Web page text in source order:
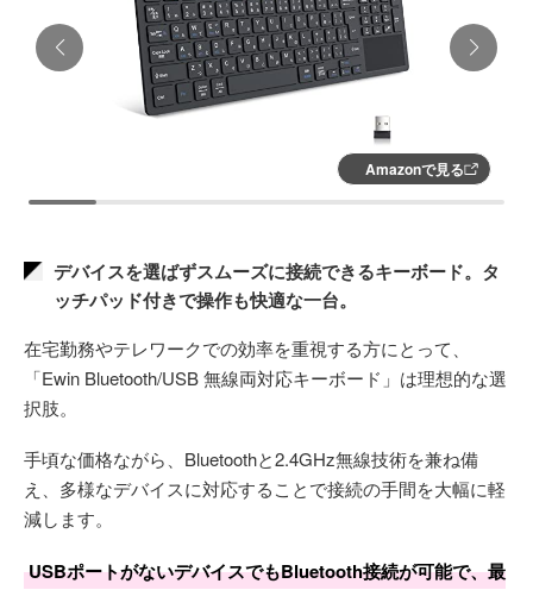
Amazonで見る
デバイスを選ばずスムーズに接続できるキーボード。タ
ッチパッド付きで操作も快適な一台。
在宅勤務やテレワークでの効率を重視する方にとって、
「Ewin Bluetooth/USB 無線両対応キーボード」は理想的な選
択肢。
手頃な価格ながら、Bluetoothと2.4GHz無線技術を兼ね備
え、多様なデバイスに対応することで接続の手間を大幅に軽
減します。
USBポートがないデバイスでもBluetooth接続が可能で、最